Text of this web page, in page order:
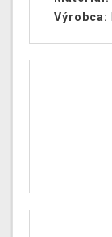
Výrobca: